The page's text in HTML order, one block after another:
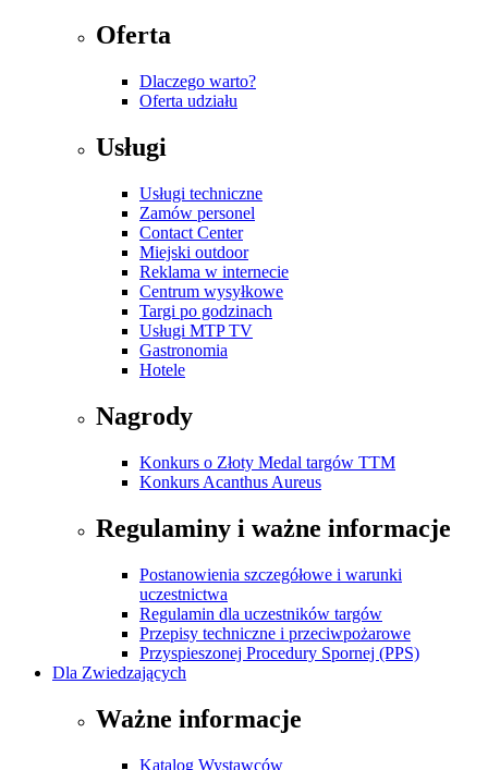
Oferta
Dlaczego warto?
Oferta udziału
Usługi
Usługi techniczne
Zamów personel
Contact Center
Miejski outdoor
Reklama w internecie
Centrum wysyłkowe
Targi po godzinach
Usługi MTP TV
Gastronomia
Hotele
Nagrody
Konkurs o Złoty Medal targów TTM
Konkurs Acanthus Aureus
Regulaminy i ważne informacje
Postanowienia szczegółowe i warunki
uczestnictwa
Regulamin dla uczestników targów
Przepisy techniczne i przeciwpożarowe
Przyspieszonej Procedury Spornej (PPS)
Dla Zwiedzających
Ważne informacje
Katalog Wystawców